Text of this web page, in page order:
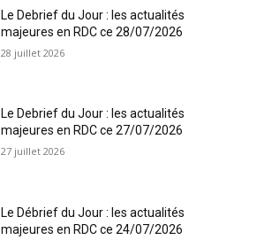
Le Debrief du Jour : les actualités
majeures en RDC ce 28/07/2026
28 juillet 2026
Le Debrief du Jour : les actualités
majeures en RDC ce 27/07/2026
27 juillet 2026
Le Débrief du Jour : les actualités
majeures en RDC ce 24/07/2026